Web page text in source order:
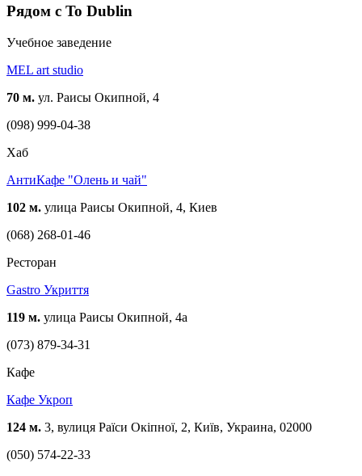
Рядом с To Dublin
Учебное заведение
MEL art studio
70 м. ул. Раисы Окипной, 4
(098) 999-04-38
Хаб
АнтиКафе "Олень и чай"
102 м. улица Раисы Окипной, 4, Киев
(068) 268-01-46
Ресторан
Gastro Укриття
119 м. улица Раисы Окипной, 4а
(073) 879-34-31
Кафе
Кафе Укроп
124 м. 3, вулиця Раїси Окіпної, 2, Київ, Украина, 02000
(050) 574-22-33